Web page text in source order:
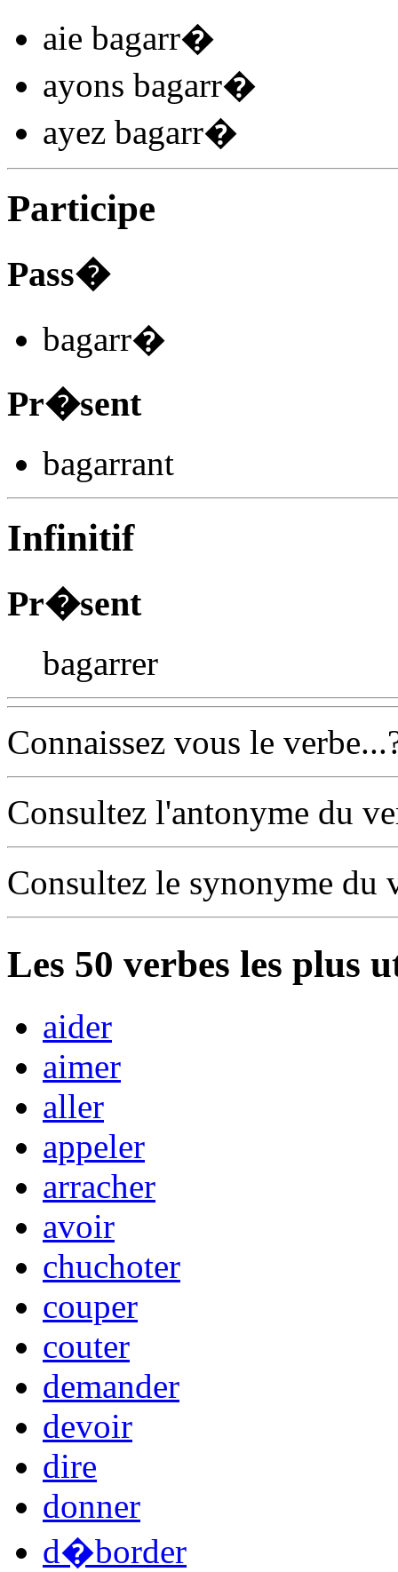
aie bagarr�
ayons bagarr�
ayez bagarr�
Participe
Pass�
bagarr�
Pr�sent
bagarrant
Infinitif
Pr�sent
bagarrer
Connaissez vous le
Consultez l'antonyme du
Consultez le synonyme du
Les 50 verbes les plus
aider
aimer
aller
appeler
arracher
avoir
chuchoter
couper
couter
demander
devoir
dire
donner
d�border